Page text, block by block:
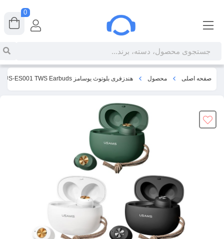
صفحه اصلی محصول هندزفری بلوتوث یوسامز Usams US-ES001 TWS Earbuds
0